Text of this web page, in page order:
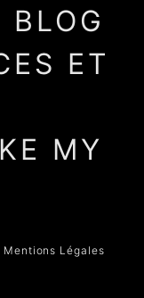
Mentions Légales